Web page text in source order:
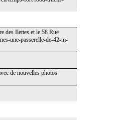
des Ilettes et le 58 Rue
une-passerelle-de-42-m-
de nouvelles photos